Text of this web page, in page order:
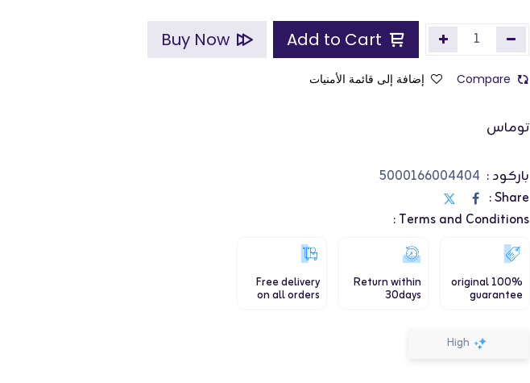
Buy Now
Compare إضافة إلى قائمة الأمنيات
توماس
باركود : 5000166004404
Share :
Terms and Conditions :
100% original
guarantee
Return within
30days
Free delivery
on all orders
High